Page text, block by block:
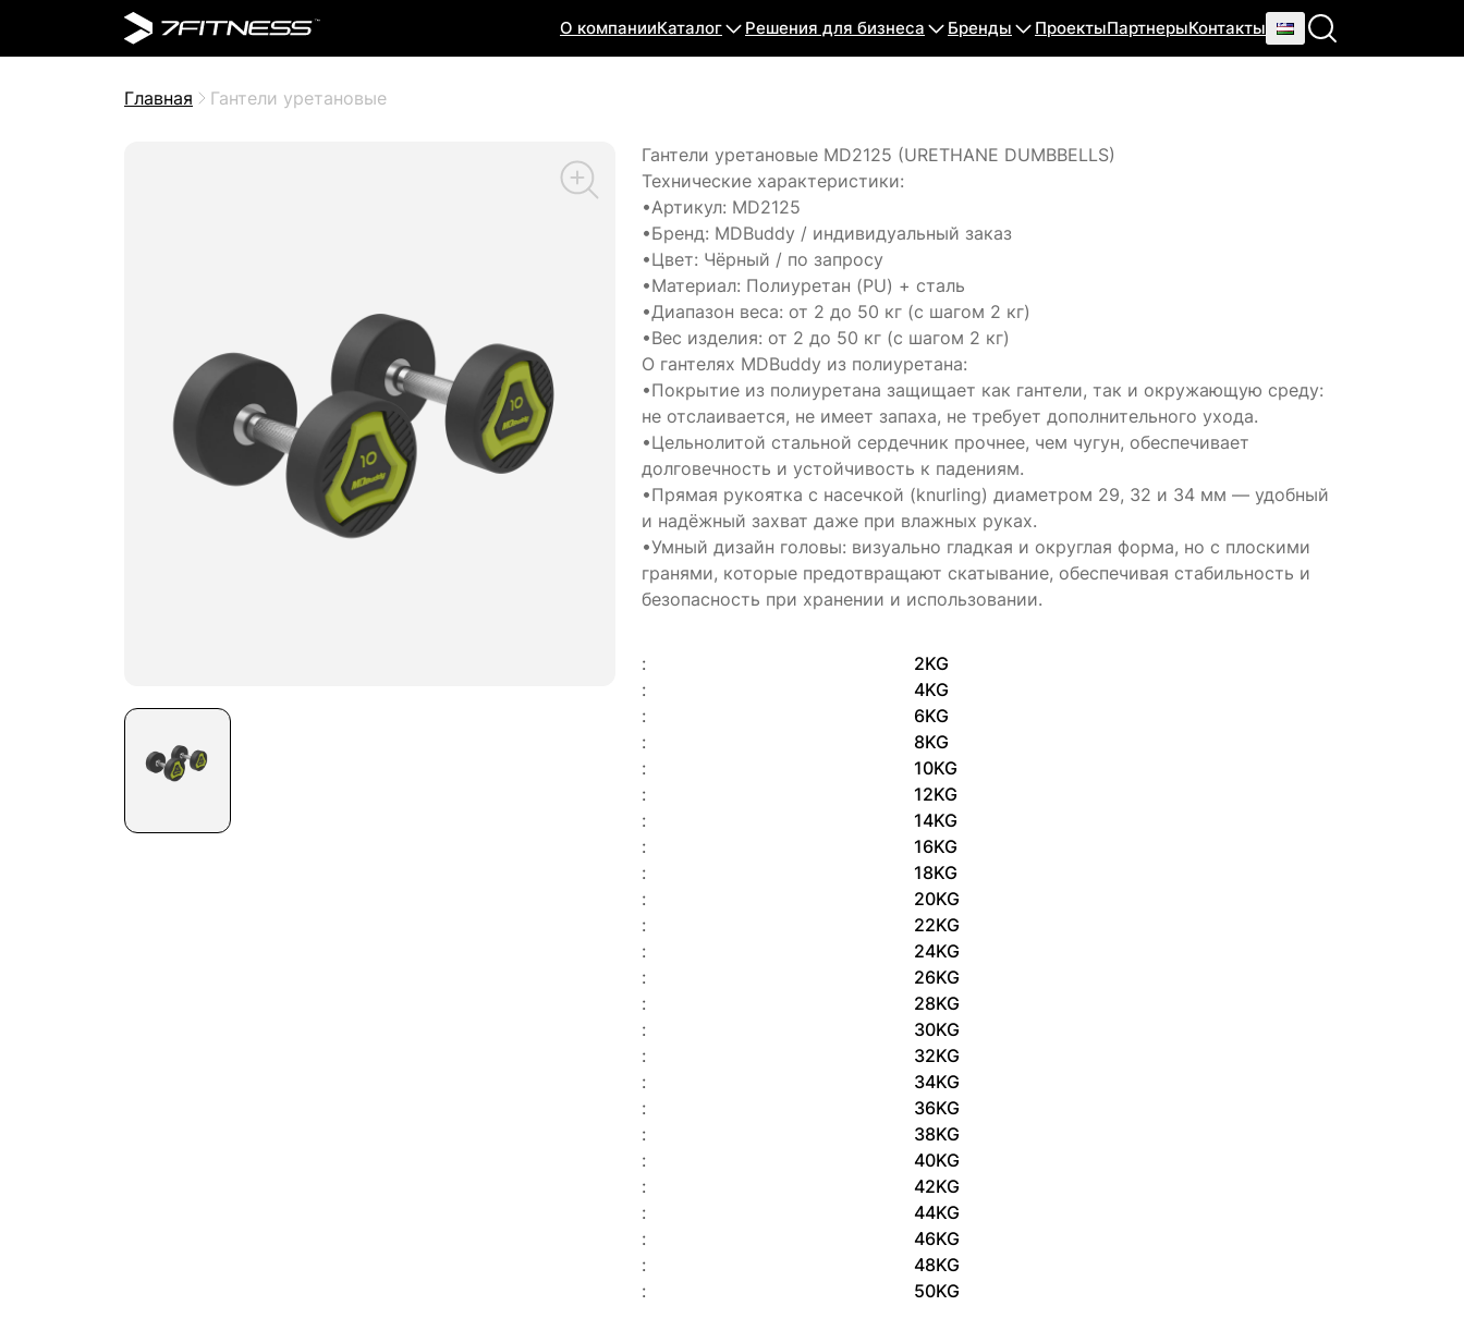
О компанииКаталог Решения для бизнеса Бренды ПроектыПартнерыКонтакты
Главная Гантели уретановые
Гантели уретановые MD2125 (URETHANE DUMBBELLS)
Технические характеристики:
•Артикул: MD2125
•Бренд: MDBuddy / индивидуальный заказ
•Цвет: Чёрный / по запросу
•Материал: Полиуретан (PU) + сталь
•Диапазон веса: от 2 до 50 кг (с шагом 2 кг)
•Вес изделия: от 2 до 50 кг (с шагом 2 кг)
О гантелях MDBuddy из полиуретана:
•Покрытие из полиуретана защищает как гантели, так и окружающую среду:
не отслаивается, не имеет запаха, не требует дополнительного ухода.
•Цельнолитой стальной сердечник прочнее, чем чугун, обеспечивает
долговечность и устойчивость к падениям.
•Прямая рукоятка с насечкой (knurling) диаметром 29, 32 и 34 мм — удобный
и надёжный захват даже при влажных руках.
•Умный дизайн головы: визуально гладкая и округлая форма, но с плоскими
гранями, которые предотвращают скатывание, обеспечивая стабильность и
безопасность при хранении и использовании.
:
2KG
:
4KG
:
6KG
:
8KG
:
10KG
:
12KG
:
14KG
:
16KG
:
18KG
:
20KG
:
22KG
:
24KG
:
26KG
:
28KG
:
30KG
:
32KG
:
34KG
:
36KG
:
38KG
:
40KG
:
42KG
:
44KG
:
46KG
:
48KG
:
50KG